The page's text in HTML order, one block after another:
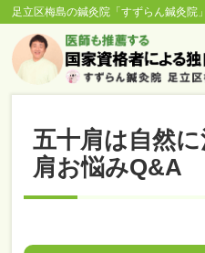
足立区梅島の鍼灸院「すずらん鍼灸院
五十肩は自然
肩お悩みQ&A